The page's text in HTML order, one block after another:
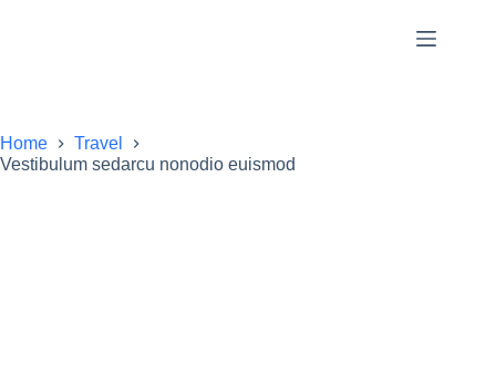
Home
Travel
Vestibulum sedarcu nonodio euismod